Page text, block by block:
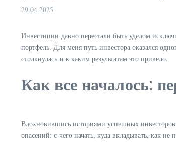
29.04.2025
Инвестиции давно перестали быть уделом
портфель. Для меня путь инвестора оказался
столкнулась и к каким результатам это привело.
Как все началось:
Вдохновившись историями успешных
опасений: с чего начать, куда вкладывать, как